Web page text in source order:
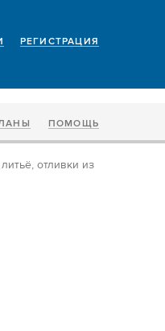
РЕГИСТРАЦИЯ
ПОМОЩЬ
отливки из